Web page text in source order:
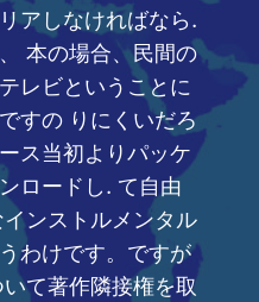
アしなければなら.
本の場合、民間の
レビということに
すの りにくいだろ
ス当初よりパッケ
ロードし. て自由
ンストルメンタル
わけです。ですが
て著作隣接権を取